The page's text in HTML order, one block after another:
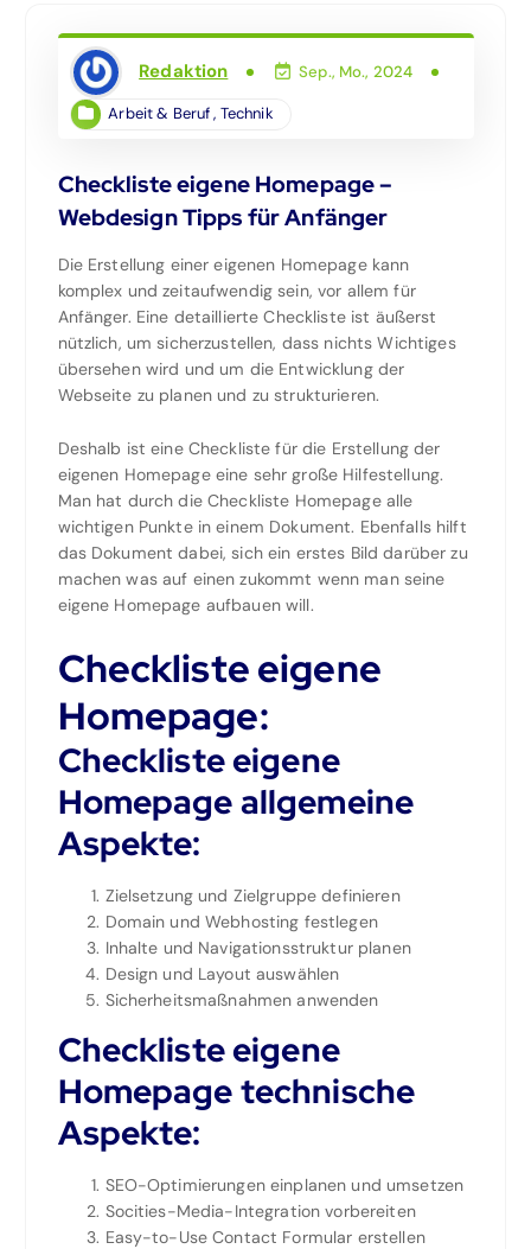
Redaktion Sep., Mo., 2024
Arbeit & Beruf, Technik
Checkliste eigene Homepage –
Webdesign Tipps für Anfänger
Die Erstellung einer eigenen Homepage kann
komplex und zeitaufwendig sein, vor allem für
Anfänger. Eine detaillierte Checkliste ist äußerst
nützlich, um sicherzustellen, dass nichts Wichtiges
übersehen wird und um die Entwicklung der
Webseite zu planen und zu strukturieren.
Deshalb ist eine Checkliste für die Erstellung der
eigenen Homepage eine sehr große Hilfestellung.
Man hat durch die Checkliste Homepage alle
wichtigen Punkte in einem Dokument. Ebenfalls hilft
das Dokument dabei, sich ein erstes Bild darüber zu
machen was auf einen zukommt wenn man seine
eigene Homepage aufbauen will.
Checkliste eigene
Homepage:
Checkliste eigene
Homepage allgemeine
Aspekte:
Zielsetzung und Zielgruppe definieren
Domain und Webhosting festlegen
Inhalte und Navigationsstruktur planen
Design und Layout auswählen
Sicherheitsmaßnahmen anwenden
Checkliste eigene
Homepage technische
Aspekte:
SEO-Optimierungen einplanen und umsetzen
Socities-Media-Integration vorbereiten
Easy-to-Use Contact Formular erstellen